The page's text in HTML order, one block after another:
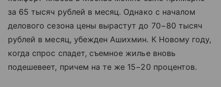
за 65 тысяч рублей в месяц. Однако с началом
делового сезона цены вырастут до 70−80 тысяч
рублей в месяц, убежден Ашихмин. К Новому году,
когда спрос спадет, съемное жилье вновь
подешевеет, причем на те же 15−20 процентов.